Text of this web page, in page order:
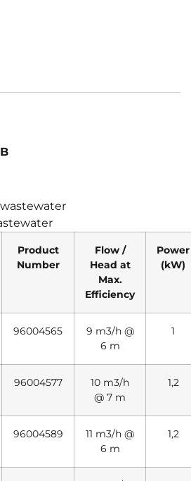
Product
Number
Flow /
Head at
Max.
Efficiency
Power
(kW)
96004565
9 m3/h @
6 m
1
96004577
10 m3/h
@ 7 m
1,2
96004589
11 m3/h @
6 m
1,2